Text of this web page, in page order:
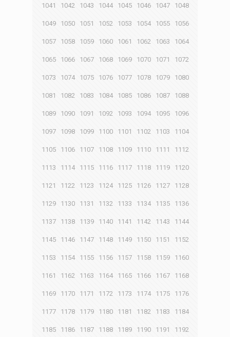
1041 1042 1043 1044 1045 1046 1047 1048
1049 1050 1051 1052 1053 1054 1055 1056
1057 1058 1059 1060 1061 1062 1063 1064
1065 1066 1067 1068 1069 1070 1071 1072
1073 1074 1075 1076 1077 1078 1079 1080
1081 1082 1083 1084 1085 1086 1087 1088
1089 1090 1091 1092 1093 1094 1095 1096
1097 1098 1099 1100 1101 1102 1103 1104
1105 1106 1107 1108 1109 1110 1111 1112
1113 1114 1115 1116 1117 1118 1119 1120
1121 1122 1123 1124 1125 1126 1127 1128
1129 1130 1131 1132 1133 1134 1135 1136
1137 1138 1139 1140 1141 1142 1143 1144
1145 1146 1147 1148 1149 1150 1151 1152
1153 1154 1155 1156 1157 1158 1159 1160
1161 1162 1163 1164 1165 1166 1167 1168
1169 1170 1171 1172 1173 1174 1175 1176
1177 1178 1179 1180 1181 1182 1183 1184
1185 1186 1187 1188 1189 1190 1191 1192